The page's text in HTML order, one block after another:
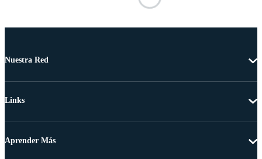
Nuestra Red
Links
Aprender Más